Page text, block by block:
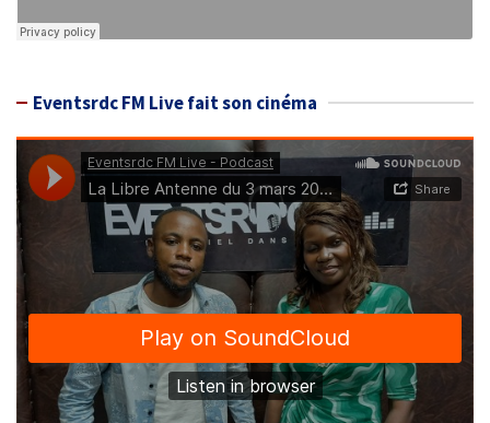
Eventsrdc FM Live fait son cinéma